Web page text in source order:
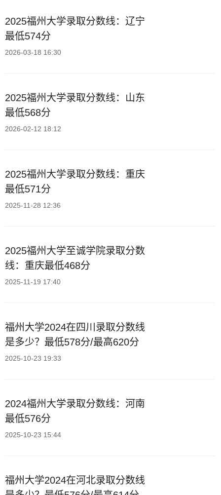
2025福州大学录取分数线：辽宁
最低574分
2026-03-18 16:30
2025福州大学录取分数线：山东
最低568分
2026-02-12 18:12
2025福州大学录取分数线：重庆
最低571分
2025-11-28 12:36
2025福州大学至诚学院录取分数
线：重庆最低468分
2025-11-19 17:40
福州大学2024在四川录取分数线
是多少？最低578分/最高620分
2025-10-23 19:33
2024福州大学录取分数线：河南
最低576分
2025-10-23 15:44
福州大学2024在河北录取分数线